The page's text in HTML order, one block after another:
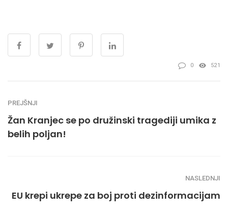
0 521
PREJŠNJI
Žan Kranjec se po družinski tragediji umika z
belih poljan!
NASLEDNJI
EU krepi ukrepe za boj proti dezinformacijam